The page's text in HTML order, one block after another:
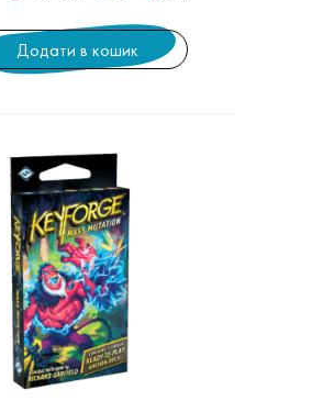
Додати в кошик